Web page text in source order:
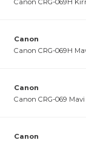
Canon CRG-069H
Canon
Canon CRG-069H
Canon
Canon CRG-069
Canon